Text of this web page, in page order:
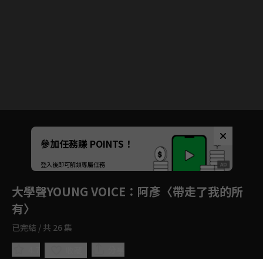
Unmute
參加任務賺 POINTS！
登入後即可解鎖專屬任務
大學聲YOUNG VOICE ：阿彥〈帶走了我的所
有〉
已完結 / 共 26 集